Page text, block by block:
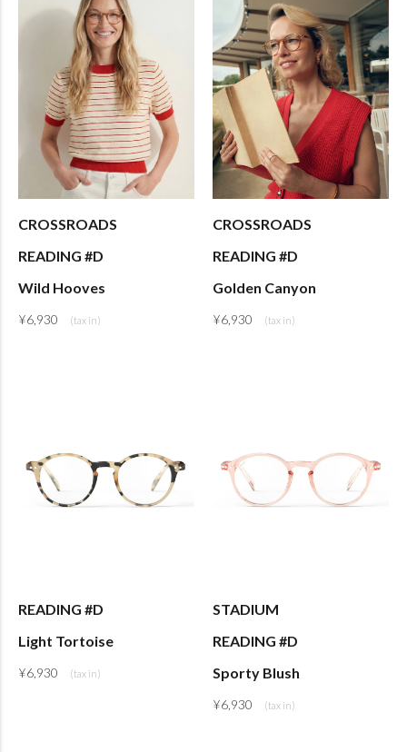
CROSSROADS
READING #D
Wild Hooves
¥6,930
CROSSROADS
READING #D
Golden Canyon
¥6,930
READING #D
Light Tortoise
¥6,930
STADIUM
READING #D
Sporty Blush
¥6,930